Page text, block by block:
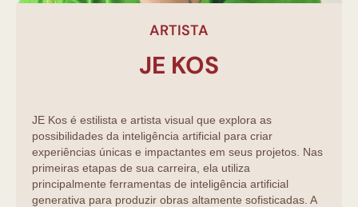
ARTISTA
JE KOS
JE Kos é estilista e artista visual que explora as
possibilidades da inteligência artificial para criar
experiências únicas e impactantes em seus projetos. Nas
primeiras etapas de sua carreira, ela utiliza
principalmente ferramentas de inteligência artificial
generativa para produzir obras altamente sofisticadas. A